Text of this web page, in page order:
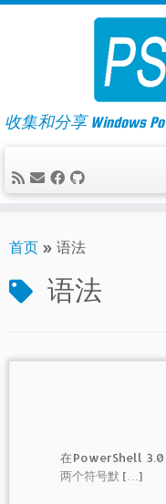
Skip
收集和分享 Windows
首页 » 语法
语法
在PowerShell 3.0
两个符号默 […]